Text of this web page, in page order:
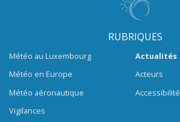
RUBRIQUES
Météo au Luxembourg
Météo en Europe
Météo aéronautique
Vigilances
Actualités
Acteurs
Accessibilité